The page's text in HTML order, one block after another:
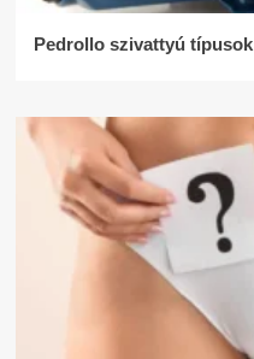
Pedrollo szivattyú típusok